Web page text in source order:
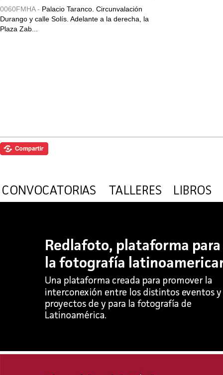
0060FMHA - Palacio Taranco. Circunvalación
Durango y calle Solís. Adelante a la derecha, la
Plaza Zab...